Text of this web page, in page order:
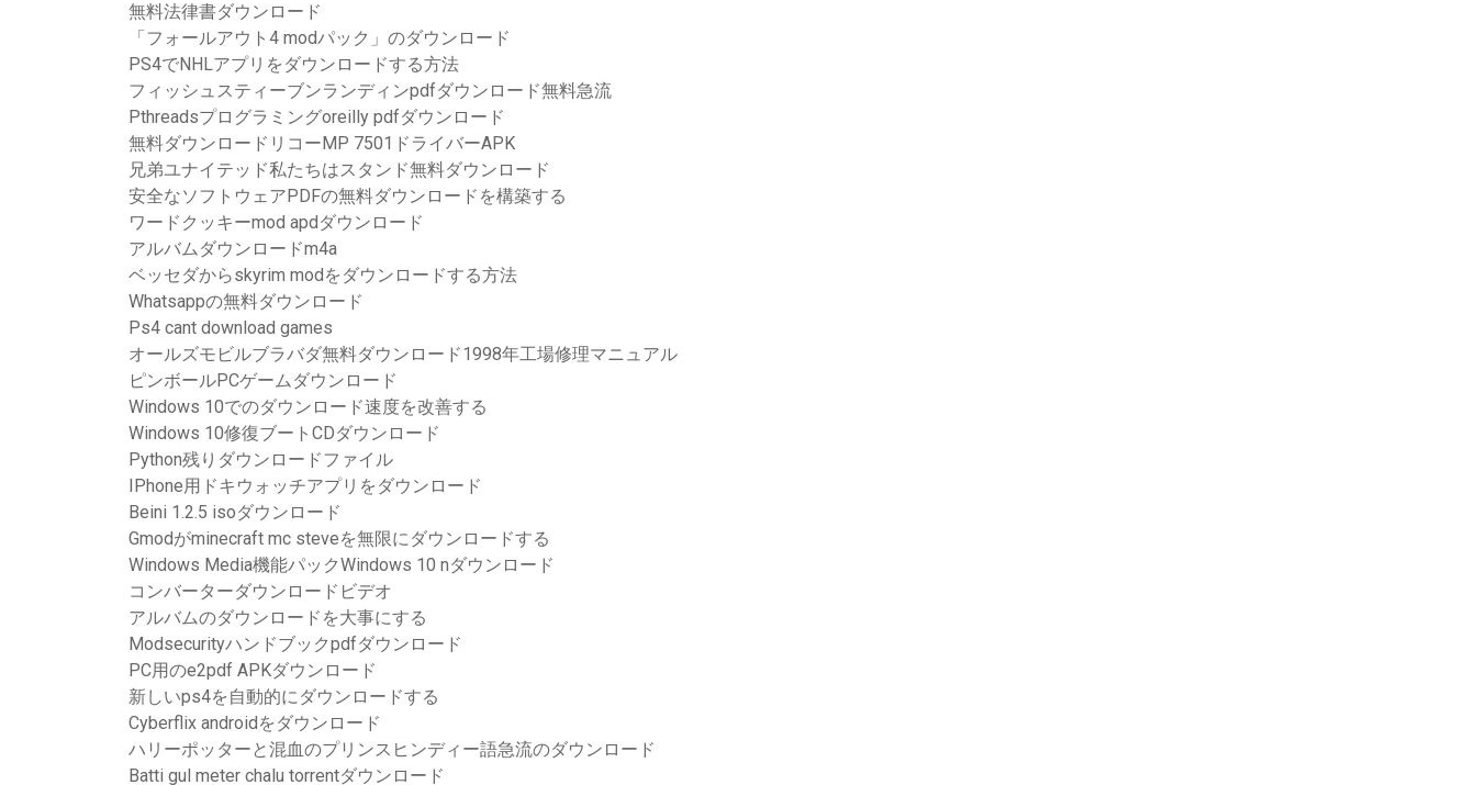
無料法律書ダウンロード
「フォールアウト4 modパック」のダウンロード
PS4でNHLアプリをダウンロードする方法
フィッシュスティーブンランディンpdfダウンロード無料急流
Pthreadsプログラミングoreilly pdfダウンロード
無料ダウンロードリコーMP 7501ドライバーAPK
兄弟ユナイテッド私たちはスタンド無料ダウンロード
安全なソフトウェアPDFの無料ダウンロードを構築する
ワードクッキーmod apdダウンロード
アルバムダウンロードm4a
ベッセダからskyrim modをダウンロードする方法
Whatsappの無料ダウンロード
Ps4 cant download games
オールズモビルブラバダ無料ダウンロード1998年工場修理マニュアル
ピンボールPCゲームダウンロード
Windows 10でのダウンロード速度を改善する
Windows 10修復ブートCDダウンロード
Python残りダウンロードファイル
IPhone用ドキウォッチアプリをダウンロード
Beini 1.2.5 isoダウンロード
Gmodがminecraft mc steveを無限にダウンロードする
Windows Media機能パックWindows 10 nダウンロード
コンバーターダウンロードビデオ
アルバムのダウンロードを大事にする
Modsecurityハンドブックpdfダウンロード
PC用のe2pdf APKダウンロード
新しいps4を自動的にダウンロードする
Cyberflix androidをダウンロード
ハリーポッターと混血のプリンスヒンディー語急流のダウンロード
Batti gul meter chalu torrentダウンロード